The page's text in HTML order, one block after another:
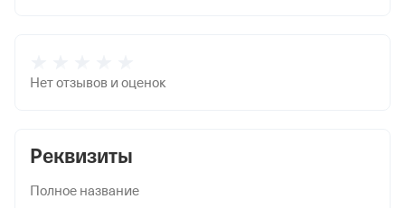
Реквизиты
Полное название
Нет отзывов и оценок